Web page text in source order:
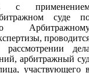
с
суде
арбитражный
участвующего